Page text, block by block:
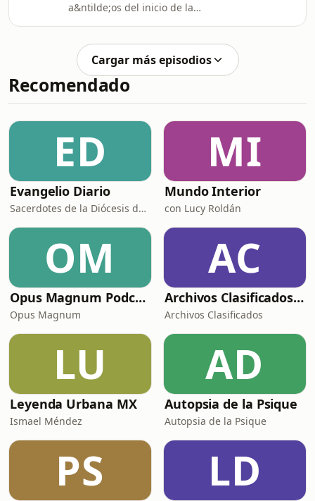
a&ntilde;os del inicio de la
Cargar más episodios
Recomendado
ED
Evangelio Diario
Sacerdotes de la Diócesis de Zamora
MI
Mundo Interior
con Lucy Roldán
OM
Opus Magnum Podcast
Opus Magnum
AC
Archivos Clasificados Podcast
Archivos Clasificados
LU
Leyenda Urbana MX
Ismael Méndez
AD
Autopsia de la Psique
Autopsia de la Psique
PS LD